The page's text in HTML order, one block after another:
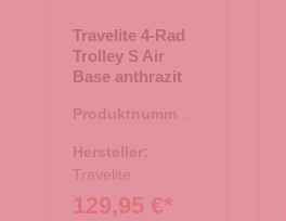
Travelite 4-Rad
Trolley S Air
Base anthrazit
Produktnummer:
Hersteller:
Travelite
129,95 €*